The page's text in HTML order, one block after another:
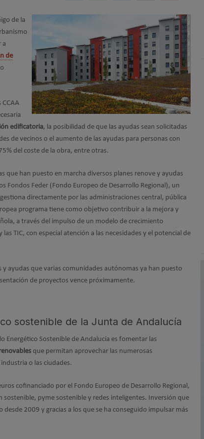
de la
a
de
edificatoria, la posibilidad de que las ayudas sean solicitadas
de vecinos o el aumento de las ayudas para personas con
del coste de la obra, entre otras.
han puesto en marcha diversos planes renove y ayudas
Fondos Feder (Fondo Europeo de Desarrollo Regional), un
directamente por las administraciones central, pública
programa tiene como objetivo contribuir a la mejora y
a través del impulso de un modelo de crecimiento
TIC, con especial atención a las necesidades y el potencial de
ayudas que varias comunidades autónomas ya han puesto
de proyectos vence próximamente.
sostenible de la Junta de Andalucía
Energético Sostenible de Andalucía es fomentar las
que permitan aprovechar las numerosas
o las ciudades.
cofinanciado por el Fondo Europeo de Desarrollo Regional,
sostenible, pyme sostenible y redes inteligentes. Inversión que
2009 y gracias a los que se ha conseguido impulsar más